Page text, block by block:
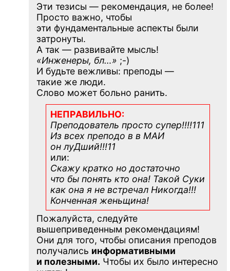
Эти тезисы — рекомендация, не более!
Просто важно, чтобы
эти фундаментальные аспекты были
затронуты.
А так — развивайте мысль!
«Инженеры, бл…» ;-)
И будьте вежливы: преподы —
такие же люди.
Слово может больно ранить.
НЕПРАВИЛЬНО:
Преподователь просто супер!!!!111
Из всех преподо в в МАИ
он луДший!!!11
или:
Скажу кратко но достаточно
что бы понять кто она! Такой Суки
как она я не встречал Никогда!!!
Конченная женьщина!
Пожалуйста, следуйте
вышеприведенным рекомендациям!
Они для того, чтобы описания преподов
получались информативными
и полезными. Чтобы их было интересно